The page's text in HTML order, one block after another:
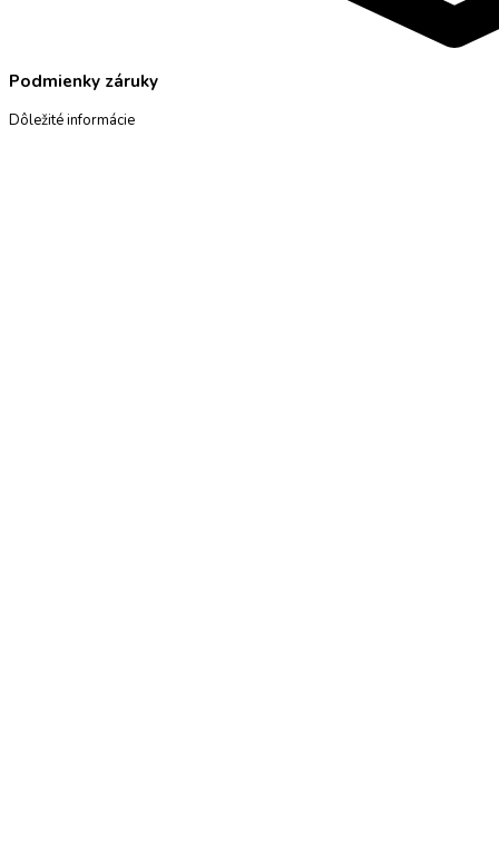
Podmienky záruky
Dôležité informácie